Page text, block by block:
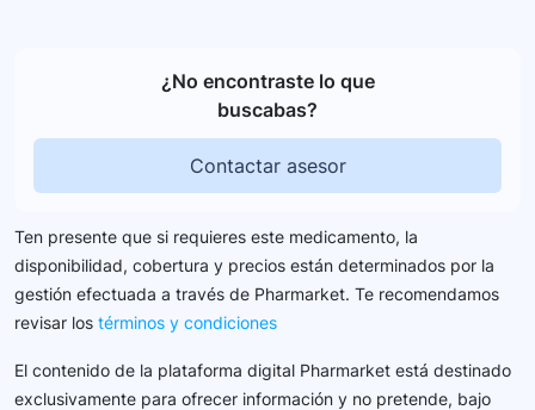
¿No encontraste lo que
buscabas?
Contactar asesor
Ten presente que si requieres este medicamento, la
disponibilidad, cobertura y precios están determinados por la
gestión efectuada a través de Pharmarket. Te recomendamos
revisar los términos y condiciones
El contenido de la plataforma digital Pharmarket está destinado
exclusivamente para ofrecer información y no pretende, bajo